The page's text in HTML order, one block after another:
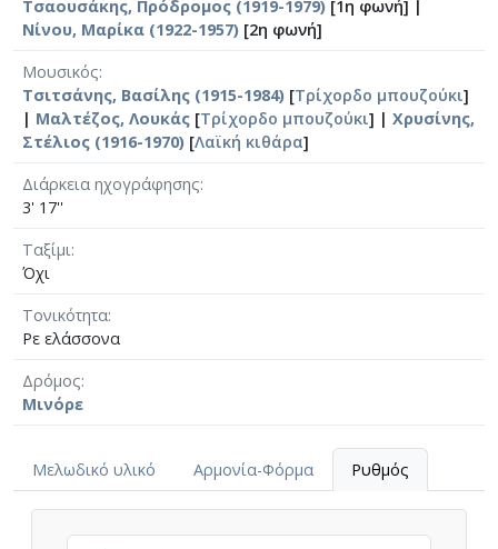
Τσαουσάκης, Πρόδρομος (1919-1979) [1η φωνή] |
Νίνου, Μαρίκα (1922-1957) [2η φωνή]
Μουσικός
Τσιτσάνης, Βασίλης (1915-1984) [Τρίχορδο μπουζούκι]
| Μαλτέζος, Λουκάς [Τρίχορδο μπουζούκι] | Χρυσίνης,
Στέλιος (1916-1970) [Λαϊκή κιθάρα]
Διάρκεια ηχογράφησης
3' 17''
Ταξίμι
Όχι
Τονικότητα
Ρε ελάσσονα
Δρόμος
Μινόρε
Μελωδικό υλικό Αρμονία-Φόρμα Ρυθμός